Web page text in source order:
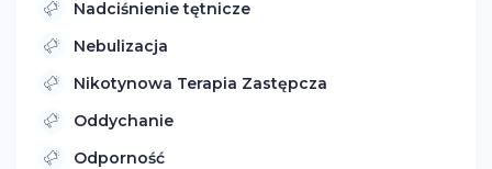
Nadciśnienie tętnicze
Nebulizacja
Nikotynowa Terapia Zastępcza
Oddychanie
Odporność